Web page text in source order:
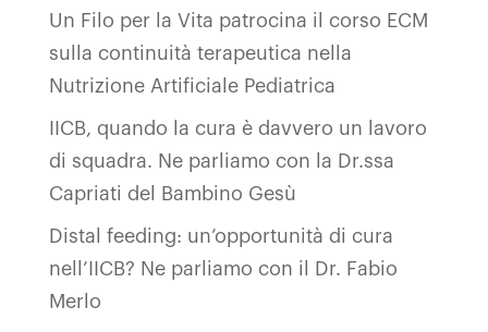
Un Filo per la Vita patrocina il corso ECM
sulla continuità terapeutica nella
Nutrizione Artificiale Pediatrica
IICB, quando la cura è davvero un lavoro
di squadra. Ne parliamo con la Dr.ssa
Capriati del Bambino Gesù
Distal feeding: un’opportunità di cura
nell’IICB? Ne parliamo con il Dr. Fabio
Merlo